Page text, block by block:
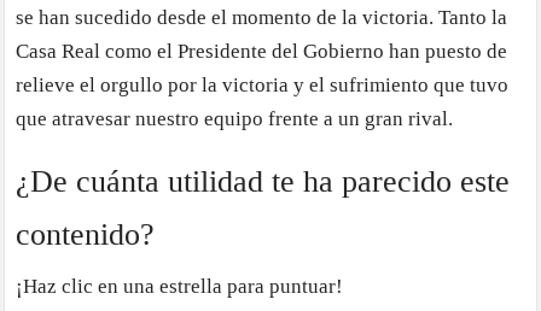
se han sucedido desde el momento de la victoria. Tanto la
Casa Real como el Presidente del Gobierno han puesto de
relieve el orgullo por la victoria y el sufrimiento que tuvo
que atravesar nuestro equipo frente a un gran rival.
¿De cuánta utilidad te ha parecido este
contenido?
¡Haz clic en una estrella para puntuar!